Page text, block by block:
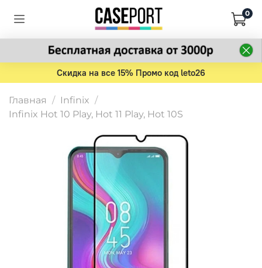
0
Скидка на все 15% Промо код leto26
Главная
Infinix
Infinix Hot 10 Play, Hot 11 Play, Hot 10S